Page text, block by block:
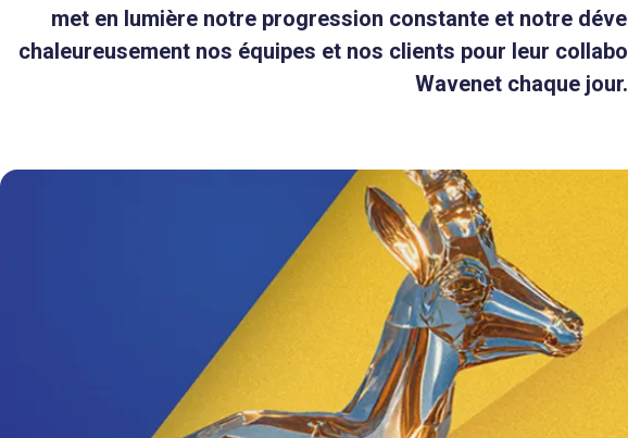
met en lumière notre progression constante et notre
chaleureusement nos équipes et nos clients pour leur
Wavenet chaque jour.